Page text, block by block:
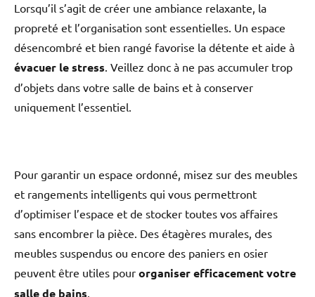
Lorsqu’il s’agit de créer une ambiance relaxante, la
propreté et l’organisation sont essentielles. Un espace
désencombré et bien rangé favorise la détente et aide à
évacuer le stress. Veillez donc à ne pas accumuler trop
d’objets dans votre salle de bains et à conserver
uniquement l’essentiel.
Pour garantir un espace ordonné, misez sur des meubles
et rangements intelligents qui vous permettront
d’optimiser l’espace et de stocker toutes vos affaires
sans encombrer la pièce. Des étagères murales, des
meubles suspendus ou encore des paniers en osier
peuvent être utiles pour organiser efficacement votre
salle de bains.